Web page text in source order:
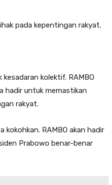
pada kepentingan rakyat.
kolektif. RAMBO
hadir untuk memastikan
rakyat.
kokohkan. RAMBO akan hadir
Prabowo benar-benar